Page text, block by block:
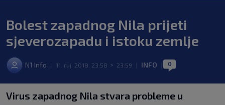
Bolest zapadnog Nila prijeti
sjeverozapadu i istoku zemlje
N1 Info 11. ruj. 2018. 23:58 > 23:59 INFO 0
Virus zapadnog Nila stvara probleme u